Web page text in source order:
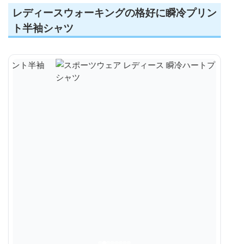
レディースウォーキングの格好に瞬冷プリン
ト半袖シャツ